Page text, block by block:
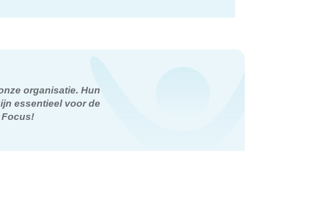
organisatie. Hun
essentieel voor de